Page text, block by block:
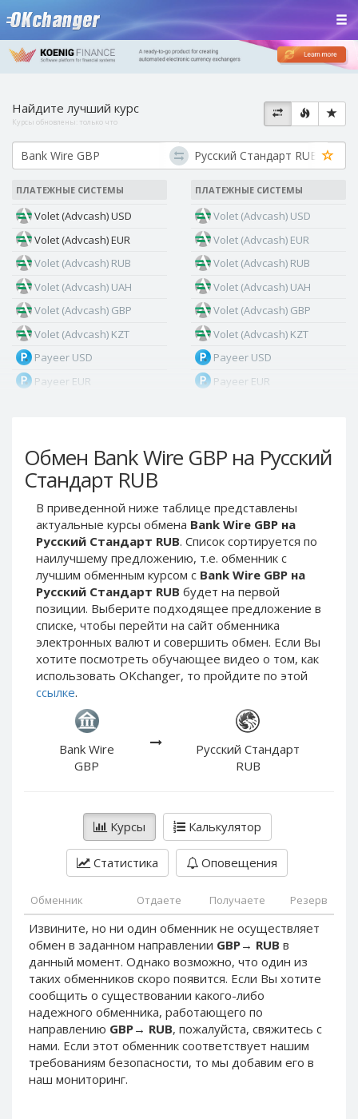
Обмен Bank Wire GBP на Русский
Стандарт RUB
В приведенной ниже таблице представлены
актуальные курсы обмена Bank Wire GBP на
Русский Стандарт RUB. Список сортируется по
наилучшему предложению, т.е. обменник с
лучшим обменным курсом с Bank Wire GBP на
Русский Стандарт RUB будет на первой
позиции. Выберите подходящее предложение в
списке, чтобы перейти на сайт обменника
электронных валют и совершить обмен. Если Вы
хотите посмотреть обучающее видео о том, как
использовать OKchanger, то пройдите по этой
ссылке.
Bank Wire
GBP
Русский Стандарт
RUB
Курсы Калькулятор
Статистика Оповещения
Обменник Отдаете Получаете Резерв
Извините, но ни один обменник не осуществляет
обмен в заданном направлении GBP→ RUB в
данный момент. Однако возможно, что один из
таких обменников скоро появится. Если Вы хотите
сообщить о существовании какого-либо
надежного обменника, работающего по
направлению GBP→ RUB, пожалуйста, свяжитесь с
нами. Если этот обменник соответствует нашим
требованиям безопасности, то мы добавим его в
наш мониторинг.
Найдите лучший курс
Курсы обновлены: только что
ПЛАТЕЖНЫЕ СИСТЕМЫ
Volet (Advcash) USD
Volet (Advcash) EUR
Volet (Advcash) RUB
Volet (Advcash) UAH
Volet (Advcash) GBP
Volet (Advcash) KZT
Payeer USD
Payeer EUR
Payeer Tether ERC20
(USDT)
Payeer UAH
ЮMoney RUB
ЮMoney KZT
PayPal USD
PayPal EUR
PayPal GBP
PayPal CAD
PayPal AUD
PayPal RUB
PayPal CZK
PayPal DKK
PayPal HKD
PayPal JPY
PayPal NOK
PayPal PLN
PayPal SGD
PayPal CHF
PayPal MYR
Webmoney WMZ
Webmoney WMR
Webmoney WME
Webmoney WMU
Webmoney WMK
Webmoney WMG
ПЛАТЕЖНЫЕ СИСТЕМЫ
Volet (Advcash) USD
Volet (Advcash) EUR
Volet (Advcash) RUB
Volet (Advcash) UAH
Volet (Advcash) GBP
Volet (Advcash) KZT
Payeer USD
Payeer EUR
Payeer Tether ERC20
(USDT)
ЮMoney RUB
ЮMoney KZT
PayPal USD
PayPal EUR
PayPal GBP
PayPal CAD
PayPal AUD
PayPal RUB
PayPal DKK
PayPal HKD
PayPal JPY
PayPal NOK
PayPal PLN
PayPal SGD
PayPal CHF
PayPal MYR
Webmoney WMZ
Webmoney WMR
Webmoney WME
Webmoney WMU
Webmoney WMK